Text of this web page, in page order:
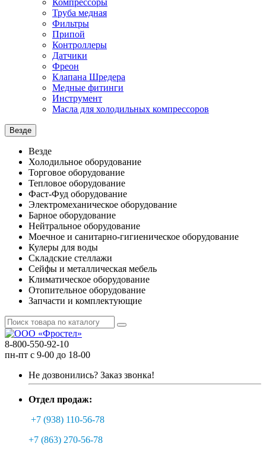
Компрессоры
Труба медная
Фильтры
Припой
Контроллеры
Датчики
Фреон
Клапана Шредера
Медные фитинги
Инструмент
Масла для холодильных компрессоров
Везде
Везде
Холодильное оборудование
Торговое оборудование
Тепловое оборудование
Фаст-Фуд оборудование
Электромеханическое оборудование
Барное оборудование
Нейтральное оборудование
Моечное и санитарно-гигиеническое оборудование
Кулеры для воды
Складские стеллажи
Сейфы и металлическая мебель
Климатическое оборудование
Отопительное оборудование
Запчасти и комплектующие
8-800-550-92-10
пн-пт с 9-00 до 18-00
Не дозвонились? Заказ звонка!
Отдел продаж:
+7 (938) 110-56-78
+7 (863) 270-56-78